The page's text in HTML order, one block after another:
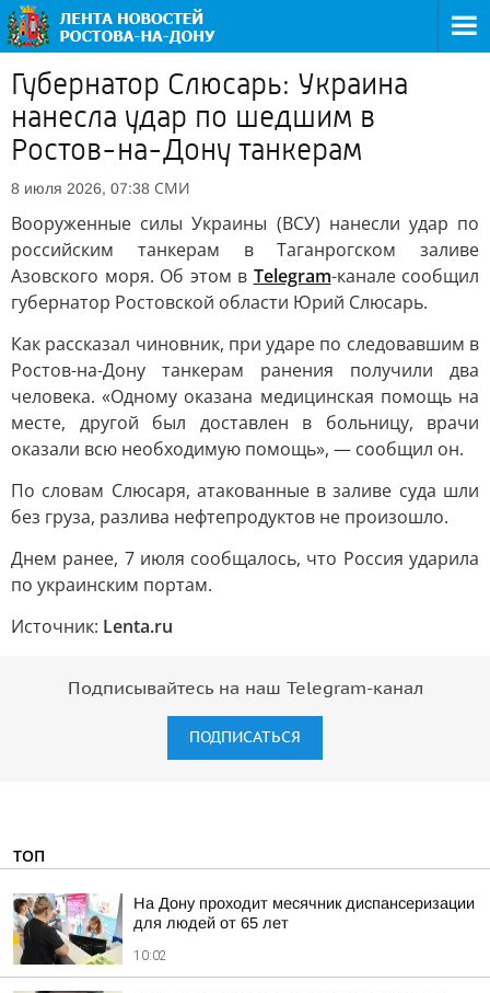
Губернатор Слюсарь: Украина
нанесла удар по шедшим в
Ростов-на-Дону танкерам
8 июля 2026, 07:38 СМИ
Вооруженные силы Украины (ВСУ) нанесли удар по
российским танкерам в Таганрогском заливе
Азовского моря. Об этом в Telegram-канале сообщил
губернатор Ростовской области Юрий Слюсарь.
Как рассказал чиновник, при ударе по следовавшим в
Ростов-на-Дону танкерам ранения получили два
человека. «Одному оказана медицинская помощь на
месте, другой был доставлен в больницу, врачи
оказали всю необходимую помощь», — сообщил он.
По словам Слюсаря, атакованные в заливе суда шли
без груза, разлива нефтепродуктов не произошло.
Днем ранее, 7 июля сообщалось, что Россия ударила
по украинским портам.
Источник: Lenta.ru
Подписывайтесь на наш Telegram-канал
ПОДПИСАТЬСЯ
ТОП
На Дону проходит месячник диспансеризации
для людей от 65 лет
10:02